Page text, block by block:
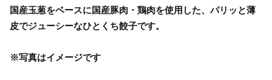
国産玉葱をベースに国産豚肉・鶏肉を使用した、パリッと薄
皮でジューシーなひとくち餃子です。
※写真はイメージです